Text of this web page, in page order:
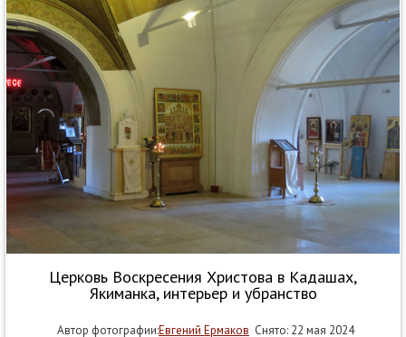
Церковь Воскресения Христова в Кадашах,
Якиманка, интерьер и убранство
Автор фотографии:Евгений Ермаков Снято: 22 мая 2024